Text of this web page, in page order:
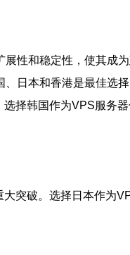
性和稳定性，使其成
日本和香港是最佳选择
择韩国作为VPS服务器
突破。选择日本作为